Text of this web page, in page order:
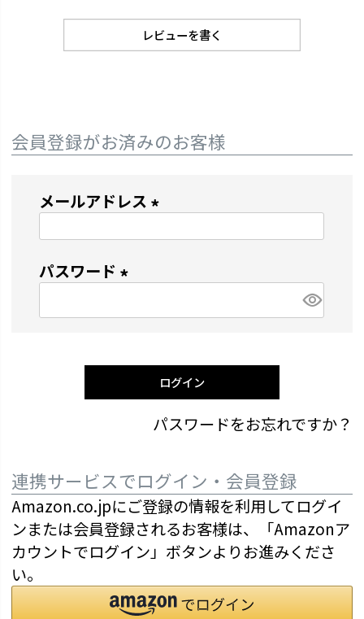
レビューを書く
会員登録がお済みのお客様
メールアドレス
パスワード
必
)
ログイン
パスワードをお忘れですか？
連携サービスでログイン・会員登録
Amazon.co.jpにご登録の情報を利用してログイ
ンまたは会員登録されるお客様は、「Amazonア
カウントでログイン」ボタンよりお進みくださ
い。